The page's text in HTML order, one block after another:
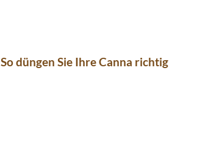
So düngen Sie Ihre Canna richtig